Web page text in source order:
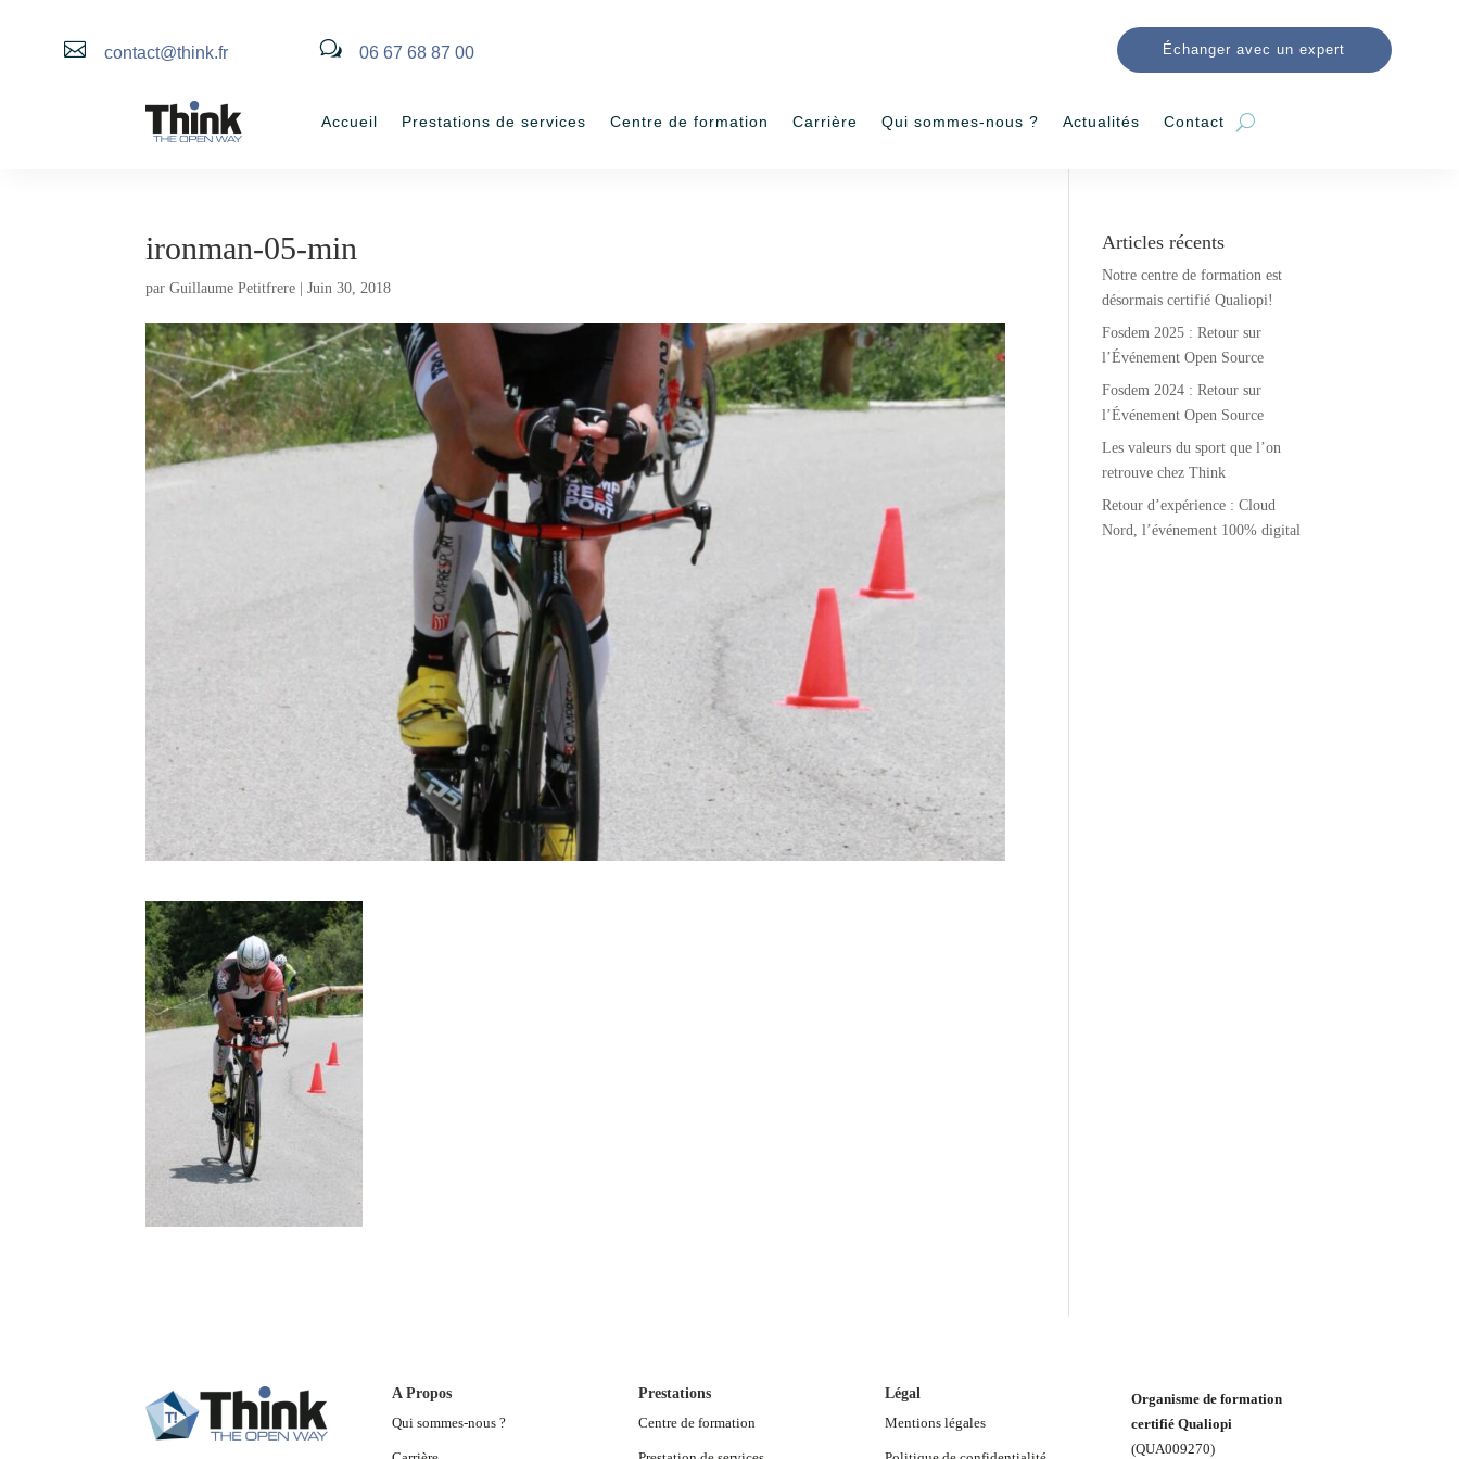
 contact@think.fr w 06 67 68 87 00 Échanger avec un expert
Accueil Prestations de services Centre de formation Carrière Qui sommes-nous ? Actualités Contact
ironman-05-min
parGuillaume Petitfrere |Juin 30, 2018
Articles récents
Notre centre de formation est
désormais certifié Qualiopi!
Fosdem 2025 : Retour sur
l’Événement Open Source
Fosdem 2024 : Retour sur
l’Événement Open Source
Les valeurs du sport que l’on
retrouve chez Think
Retour d’expérience : Cloud
Nord, l’événement 100% digital
A Propos
Qui sommes-nous ?
Prestations
Centre de formation
Légal
Mentions légales
Organisme de formation
certifié Qualiopi
(QUA009270)